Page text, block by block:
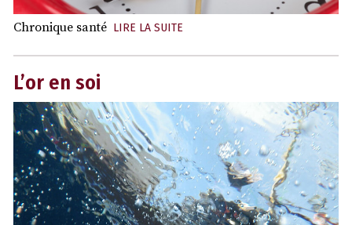
Chronique santé LIRE LA SUITE
L’or en soi